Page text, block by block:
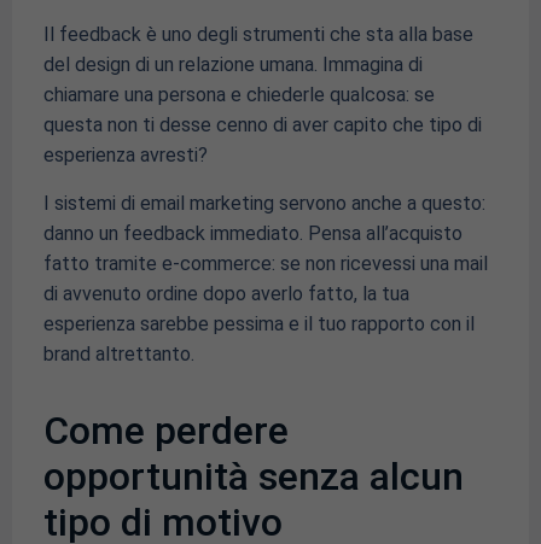
Il feedback è uno degli strumenti che sta alla base
del design di un relazione umana. Immagina di
chiamare una persona e chiederle qualcosa: se
questa non ti desse cenno di aver capito che tipo di
esperienza avresti?
I sistemi di email marketing servono anche a questo:
danno un feedback immediato. Pensa all’acquisto
fatto tramite e-commerce: se non ricevessi una mail
di avvenuto ordine dopo averlo fatto, la tua
esperienza sarebbe pessima e il tuo rapporto con il
brand altrettanto.
Come perdere
opportunità senza alcun
tipo di motivo